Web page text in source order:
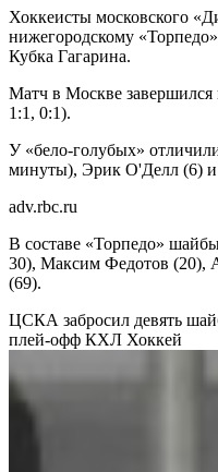
Хоккеисты московского
нижегородскому
Кубка Гагарина.
Матч в Москве завершился
1:1, 0:1).
У «бело-голубых»
минуты), Эрик О'Делл (6)
adv.rbc.ru
В составе «Торпедо»
30), Максим Федотов (20),
(69).
ЦСКА забросил девять
плей-офф КХЛ Хоккей